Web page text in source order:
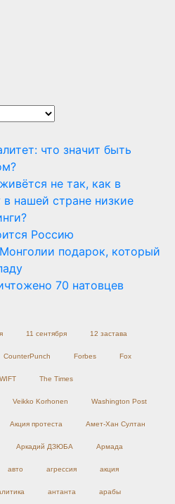
что значит быть
не так, как в
нашей стране низкие
Россию
подарок, который
70 натовцев
11 сентября 12 застава
CounterPunch Forbes Fox
The Times
Veikko Korhonen Washington Post
Акция протеста Амет-Хан Султан
Аркадий ДЗЮБА Армада
авто агрессия акция
антанта арабы